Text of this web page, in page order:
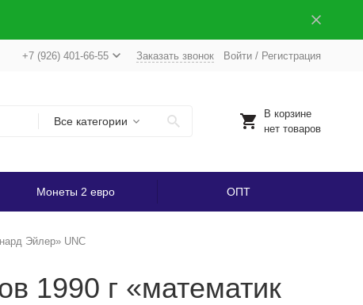
+7 (926) 401-66-55 Заказать звонок Войти/ Регистрация
Все категории
В корзине
нет товаров
Монеты 2 евро ОПТ
Эйлер» UNC
1990 г «математик